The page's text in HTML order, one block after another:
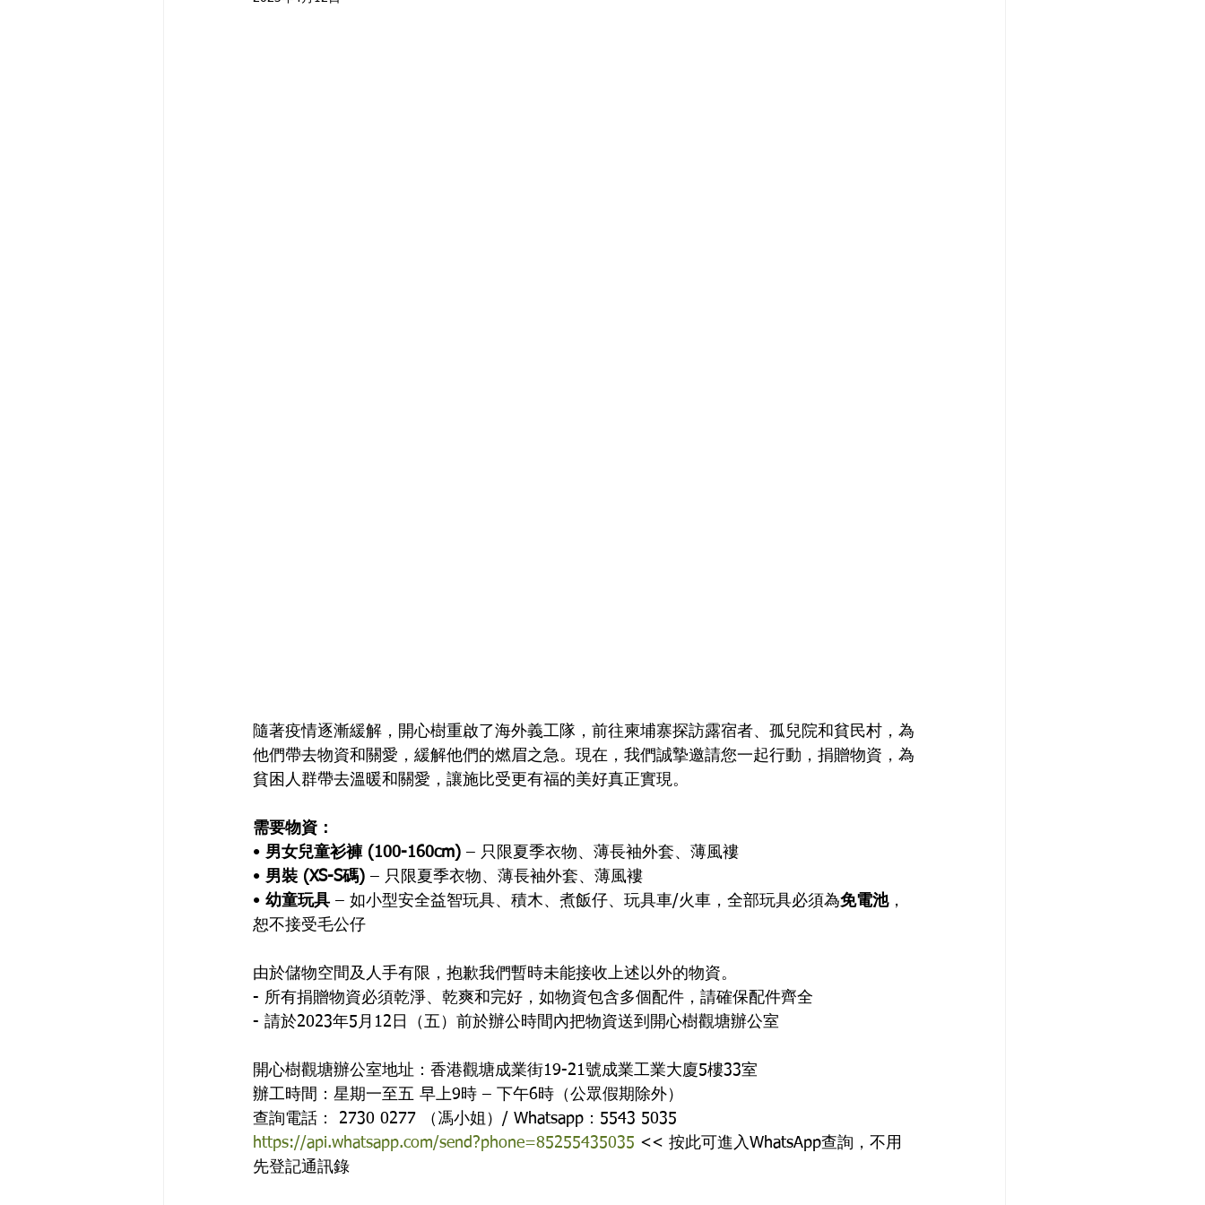
隨著疫情逐漸緩解，開心樹重啟了海外義工隊，前往柬埔寨探訪露宿者、孤兒院和貧民村，為
他們帶去物資和關愛，緩解他們的燃眉之急。現在，我們誠摯邀請您一起行動，捐贈物資，為
貧困人群帶去溫暖和關愛，讓施比受更有福的美好真正實現。
需要物資：
• 男女兒童衫褲 (100-160cm) – 只限夏季衣物、薄長袖外套、薄風褸
• 男裝 (XS-S碼) – 只限夏季衣物、薄長袖外套、薄風褸
• 幼童玩具 – 如小型安全益智玩具、積木、煮飯仔、玩具車/火車，全部玩具必須為免電池，
恕不接受毛公仔
由於儲物空間及人手有限，抱歉我們暫時未能接收上述以外的物資。
- 所有捐贈物資必須乾淨、乾爽和完好，如物資包含多個配件，請確保配件齊全
- 請於2023年5月12日（五）前於辦公時間內把物資送到開心樹觀塘辦公室
開心樹觀塘辦公室地址：香港觀塘成業街19-21號成業工業大廈5樓33室
辦工時間：星期一至五 早上9時 – 下午6時（公眾假期除外）
查詢電話： 2730 0277 （馮小姐）/ Whatsapp：5543 5035
https://api.whatsapp.com/send?phone=85255435035 << 按此可進入WhatsApp查詢，不用
先登記通訊錄